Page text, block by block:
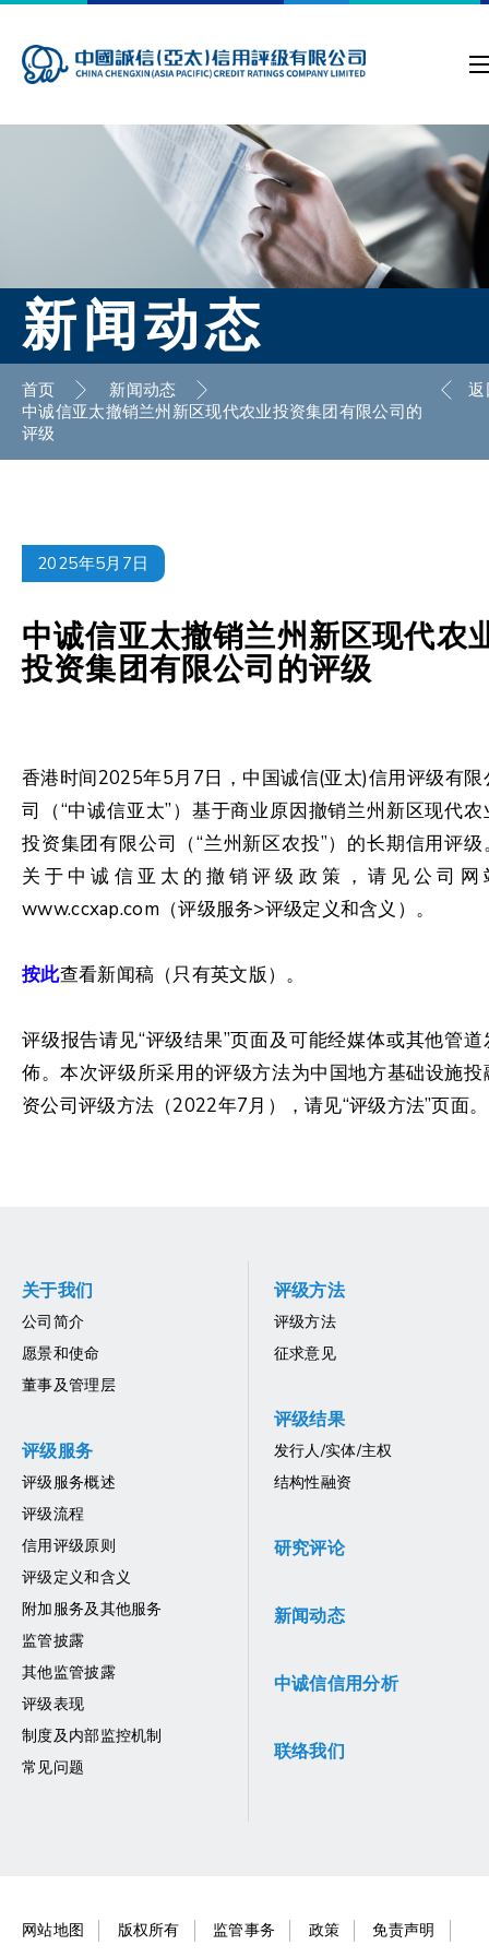
新闻动态
首页
新闻动态
中诚信亚太撤销兰州新区现代农业投资集团有限公司的
评级
2025年5月7日
中诚信亚太撤销兰州新区现代农
投资集团有限公司的评级
香港时间2025年5月7日，中国诚信(亚太)信用评级有限
司（“中诚信亚太”）基于商业原因撤销兰州新区现代农
投资集团有限公司（“兰州新区农投”）的长期信用评级
关于中诚信亚太的撤销评级政策，请见公司网
www.ccxap.com（评级服务>评级定义和含义）。
按此查看新闻稿（只有英文版）。
评级报告请见“评级结果”页面及可能经媒体或其他管道
佈。本次评级所采用的评级方法为中国地方基础设施投
资公司评级方法（2022年7月），请见“评级方法”页面。
关于我们
公司简介
愿景和使命
董事及管理层
评级服务
评级服务概述
评级流程
信用评级原则
评级定义和含义
附加服务及其他服务
监管披露
其他监管披露
评级表现
制度及内部监控机制
常见问题
评级方法
评级方法
征求意见
评级结果
发行人/实体/主权
结构性融资
研究评论
新闻动态
中诚信信用分析
联络我们
网站地图 版权所有 监管事务 政策 免责声明